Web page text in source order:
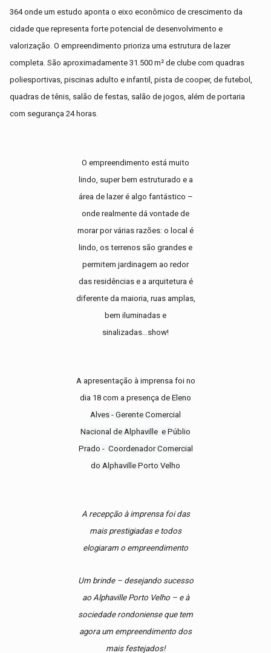
364 onde um estudo aponta o eixo econômico de crescimento da
cidade que representa forte potencial de desenvolvimento e
valorização. O empreendimento prioriza uma estrutura de lazer
completa. São aproximadamente 31.500 m² de clube com quadras
poliesportivas, piscinas adulto e infantil, pista de cooper, de futebol,
quadras de tênis, salão de festas, salão de jogos, além de portaria
com segurança 24 horas.
O empreendimento está muito
lindo, super bem estruturado e a
área de lazer é algo fantástico –
onde realmente dá vontade de
morar por várias razões: o local é
lindo, os terrenos são grandes e
permitem jardinagem ao redor
das residências e a arquitetura é
diferente da maioria, ruas amplas,
bem iluminadas e
sinalizadas...show!
A apresentação à imprensa foi no
dia 18 com a presença de Eleno
Alves - Gerente Comercial
Nacional de Alphaville e Públio
Prado - Coordenador Comercial
do Alphaville Porto Velho
A recepção à imprensa foi das
mais prestigiadas e todos
elogiaram o empreendimento
Um brinde – desejando sucesso
ao Alphaville Porto Velho – e à
sociedade rondoniense que tem
agora um empreendimento dos
mais festejados!